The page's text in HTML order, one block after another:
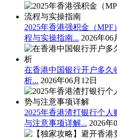
2025年香港强积金（
程与实操指南... 2026年06
在香港中国银行开户多久
析... 2026年06月12日
2025年香港渣打银行个
与注意事项详解... 2026年